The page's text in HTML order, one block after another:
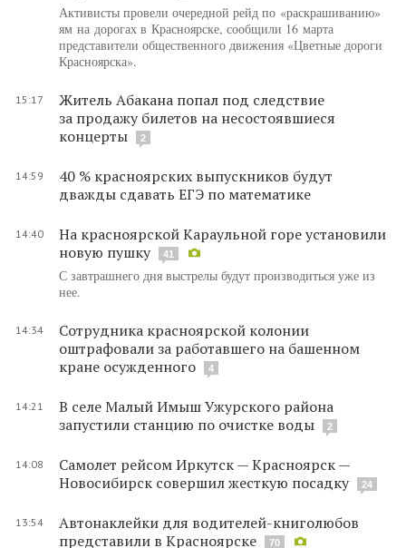
Активисты провели очередной рейд по «раскрашиванию»
ям на дорогах в Красноярске, сообщили 16 марта
представители общественного движения «Цветные дороги
Красноярска».
15:17
Житель Абакана попал под следствие
за продажу билетов на несостоявшиеся
концерты
2
14:59
40 % красноярских выпускников будут
дважды сдавать ЕГЭ по математике
14:40
На красноярской Караульной горе установили
новую пушку
41
С завтрашнего дня выстрелы будут производиться уже из
нее.
14:34
Сотрудника красноярской колонии
оштрафовали за работавшего на башенном
кране осужденного
4
14:21
В селе Малый Имыш Ужурского района
запустили станцию по очистке воды
2
14:08
Самолет рейсом Иркутск — Красноярск —
Новосибирск совершил жесткую посадку
24
13:54
Автонаклейки для водителей-книголюбов
представили в Красноярске
70